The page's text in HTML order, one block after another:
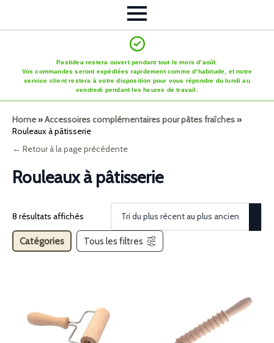
Pastidea restera ouvert pendant tout le mois d’août.
Vos commandes seront expédiées rapidement comme d’habitude, et notre
service client restera à votre disposition pour vous répondre du lundi au
vendredi pendant les heures de travail.
Home»Accessoires complémentaires pour pâtes fraîches»
Rouleaux à pâtisserie
← Retour à la page précédente
Rouleaux à pâtisserie
8 résultats affichés
Catégories Tous les filtres